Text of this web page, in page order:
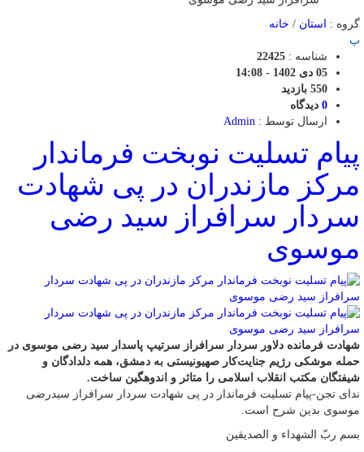
گروه :
استان / خانه
پ
شناسه : 22425
05 دی 1402 - 14:08
550 بازدید
0 دیدگاه
ارسال توسط : Admin
پیام تسلیت نوبخت فرماندار
مرکز مازندران در پی شهادت
سردار سرافراز سید رضی
موسوی
شهادت فرمانده دلاور سردار سرافراز سرتیپ پاسدار سید رضی موسوی در
حمله موشکی رژیم جنایت‌کار صهیونیستی به دمشق، همه دلدادگان و
شیفتگان مکتب انقلاب اسلامی را متاثر و اندوهگین ساخت.
ندای تجن-پیام تسلیت فرماندار در پی شهادت سردار سرافراز سیدرضی
موسوی بدین شرح است.
بسم ربّ الشهداء و الصدیقین